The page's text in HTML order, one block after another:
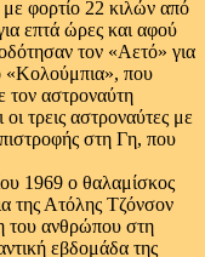
φορτίο 22 κιλών από
επτά ώρες και αφού
τον «Αετό» για
«Κολούμπια», που
τον αστροναύτη
τρεις αστροναύτες με
στη Γη, που
1969 ο θαλαμίσκος
της Ατόλης Τζόνσον
του ανθρώπου στη
εβδομάδα της